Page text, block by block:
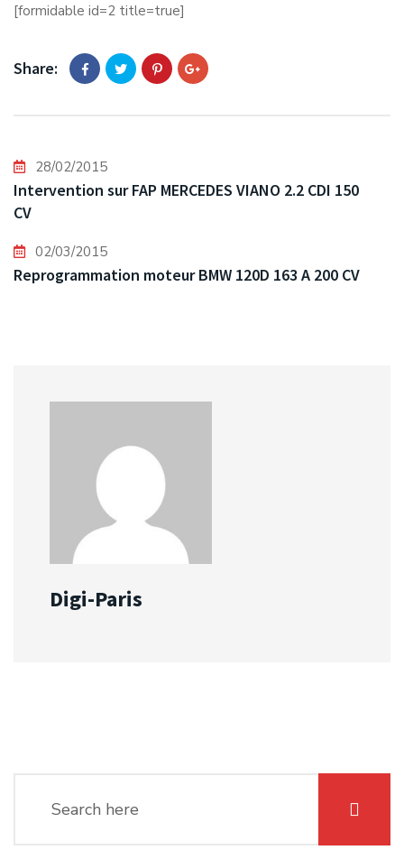
[formidable id=2 title=true]
Share:
28/02/2015
Intervention sur FAP MERCEDES VIANO 2.2 CDI 150
CV
02/03/2015
Reprogrammation moteur BMW 120D 163 A 200 CV
Digi-Paris